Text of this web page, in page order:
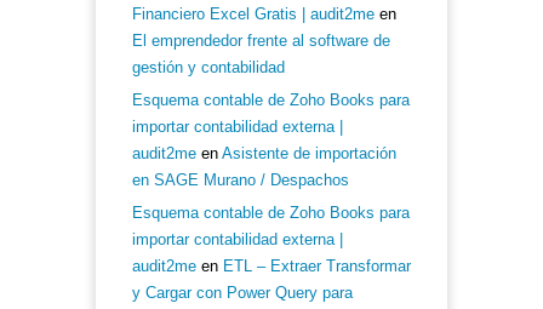
Financiero Excel Gratis | audit2me en
El emprendedor frente al software de
gestión y contabilidad
Esquema contable de Zoho Books para
importar contabilidad externa |
audit2me en Asistente de importación
en SAGE Murano / Despachos
Esquema contable de Zoho Books para
importar contabilidad externa |
audit2me en ETL – Extraer Transformar
y Cargar con Power Query para